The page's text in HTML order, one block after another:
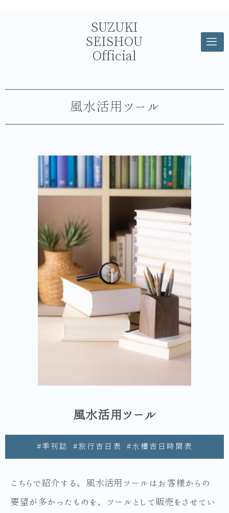
SUZUKI
SEISHOU
Official
風水活用ツール
風水活用ツール
#季刊誌 #旅行吉日表 #水槽吉日時間表
こちらで紹介する、風水活用ツールはお客様からの
要望が多かったものを、ツールとして販売をさせてい